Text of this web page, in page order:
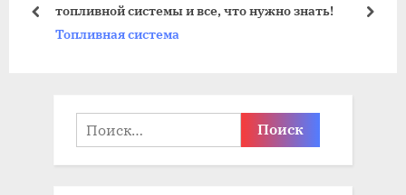
з
я
з
ь
топливной системы и все, что нужно знать!
Топливная система
пред
Найти: